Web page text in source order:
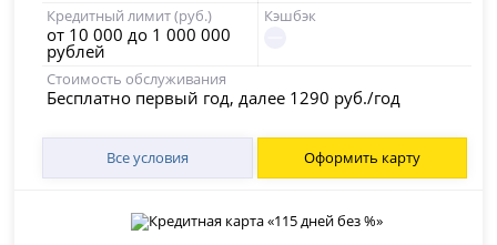
Кредитный лимит (руб.)
от 10 000 до 1 000 000
рублей
Кэшбэк
Стоимость обслуживания
Бесплатно первый год, далее 1290 руб./год
Все условия Оформить карту